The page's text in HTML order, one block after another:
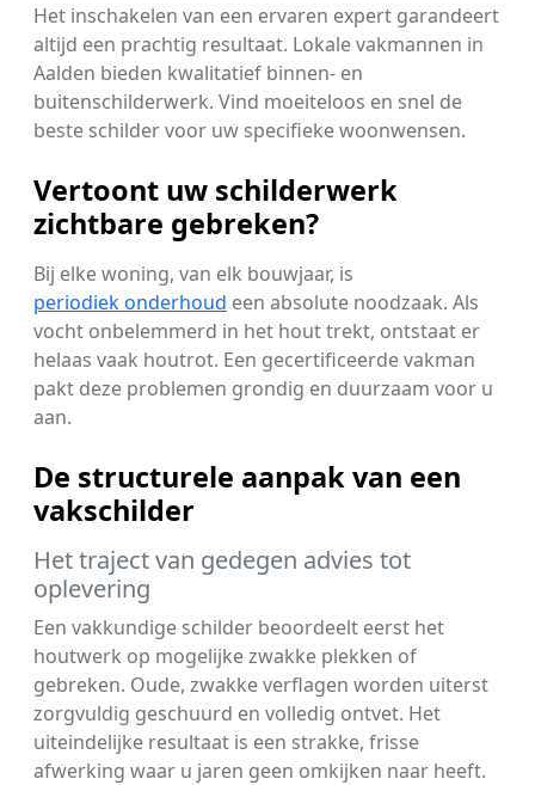
Het inschakelen van een ervaren expert garandeert
altijd een prachtig resultaat. Lokale vakmannen in
Aalden bieden kwalitatief binnen- en
buitenschilderwerk. Vind moeiteloos en snel de
beste schilder voor uw specifieke woonwensen.
Vertoont uw schilderwerk
zichtbare gebreken?
Bij elke woning, van elk bouwjaar, is
periodiek onderhoud een absolute noodzaak. Als
vocht onbelemmerd in het hout trekt, ontstaat er
helaas vaak houtrot. Een gecertificeerde vakman
pakt deze problemen grondig en duurzaam voor u
aan.
De structurele aanpak van een
vakschilder
Het traject van gedegen advies tot
oplevering
Een vakkundige schilder beoordeelt eerst het
houtwerk op mogelijke zwakke plekken of
gebreken. Oude, zwakke verflagen worden uiterst
zorgvuldig geschuurd en volledig ontvet. Het
uiteindelijke resultaat is een strakke, frisse
afwerking waar u jaren geen omkijken naar heeft.